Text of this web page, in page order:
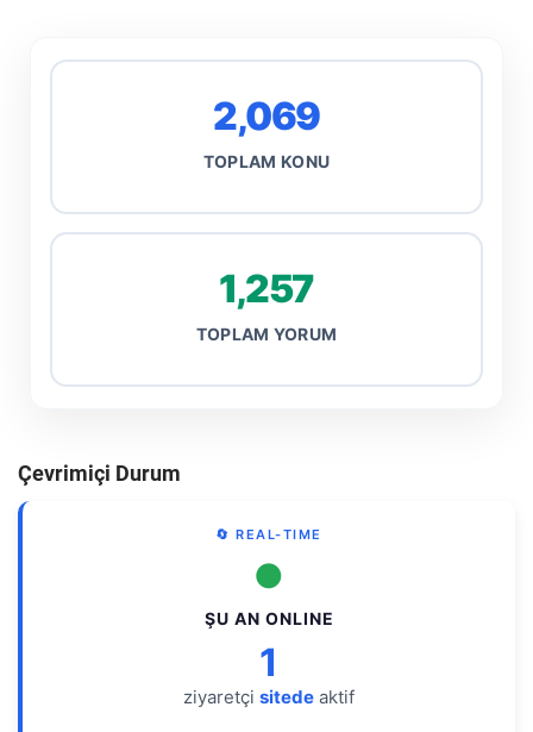
2,069
TOPLAM KONU
1,257
TOPLAM YORUM
Çevrimiçi Durum
🔄 REAL-TIME
●
ŞU AN ONLINE
1
ziyaretçi sitede aktif